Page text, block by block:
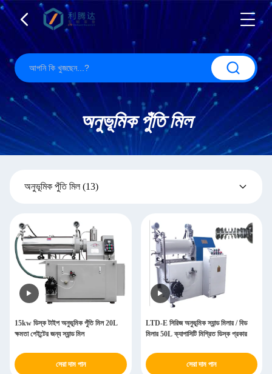
অনুভূমিক পুঁতি মিল
অনুভূমিক পুঁতি মিল(13)
15kw ডিস্ক টাইপ অনুভূমিক পুঁতি মিল 20L
ক্ষমতা পেইন্টের জন্য স্যান্ড মিল
সেরা দাম পান
LTD-E সিরিজ অনুভূমিক স্যান্ড মিলার / বিড
মিলার 50L ক্যাপাসিটি মিশ্রিত ডিস্ক প্রকার
সেরা দাম পান